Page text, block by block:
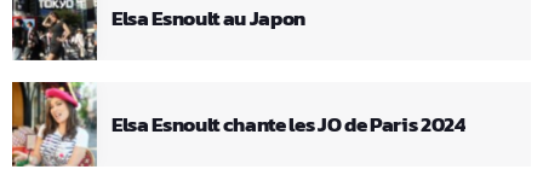
Elsa Esnoult au Japon
Elsa Esnoult chante les JO de Paris 2024